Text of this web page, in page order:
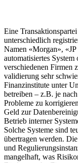
Eine
unterschiedlich
Namen «Morgan»,
automatisiertes
verschiedenen Firmen
validierung sehr
Finanzinstitute unter
betreiben – z.B. je
Probleme zu
Geld zur
Betrieb interner
Solche Systeme sind
übertragen werden.
und
mangelhaft, was